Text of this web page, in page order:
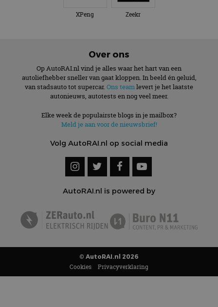
XPeng Zeekr
Over ons
Op AutoRAI.nl vind je alles waar het hart van een
autoliefhebber sneller van gaat kloppen. In beeld én geluid,
van stadsauto tot supercar. Ons teamlevert je het laatste
autonieuws, autotests en nog veel meer.
Elke week de populairste blogs in je mailbox?
Meld je aan voor de nieuwsbrief!
Volg AutoRAI.nl op social media
AutoRAI.nl is powered by
© AutoRAI.nl 2026
Cookies Privacyverklaring